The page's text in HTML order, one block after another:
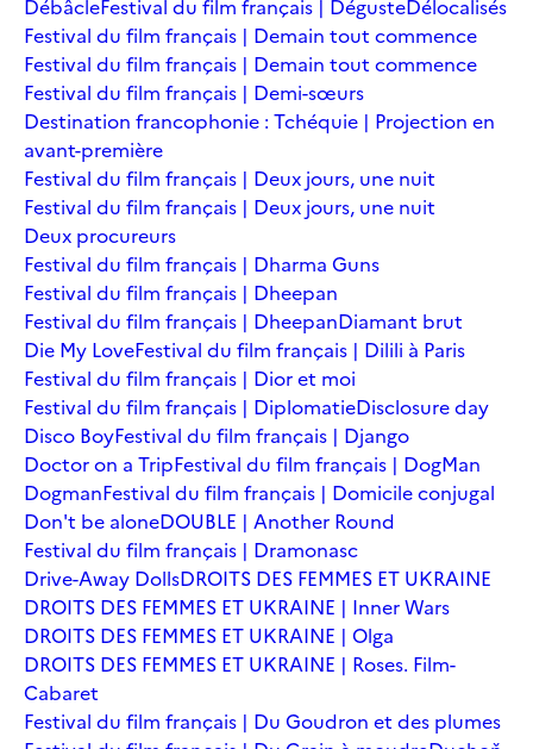
DébâcleFestival du film français | DégusteDélocalisés
Festival du film français | Demain tout commence
Festival du film français | Demain tout commence
Festival du film français | Demi-sœurs
Destination francophonie : Tchéquie | Projection en
avant-première
Festival du film français | Deux jours, une nuit
Festival du film français | Deux jours, une nuit
Deux procureurs
Festival du film français | Dharma Guns
Festival du film français | Dheepan
Festival du film français | DheepanDiamant brut
Die My LoveFestival du film français | Dilili à Paris
Festival du film français | Dior et moi
Festival du film français | DiplomatieDisclosure day
Disco BoyFestival du film français | Django
Doctor on a TripFestival du film français | DogMan
DogmanFestival du film français | Domicile conjugal
Don't be aloneDOUBLE | Another Round
Festival du film français | Dramonasc
Drive-Away DollsDROITS DES FEMMES ET UKRAINE
DROITS DES FEMMES ET UKRAINE | Inner Wars
DROITS DES FEMMES ET UKRAINE | Olga
DROITS DES FEMMES ET UKRAINE | Roses. Film-
Cabaret
Festival du film français | Du Goudron et des plumes